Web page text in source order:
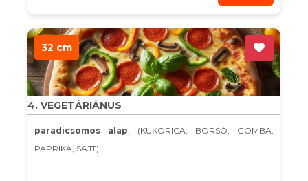
32 cm
4. VEGETÁRIÁNUS
paradicsomos alap, (KUKORICA, BORSÓ, GOMBA,
PAPRIKA, SAJT)